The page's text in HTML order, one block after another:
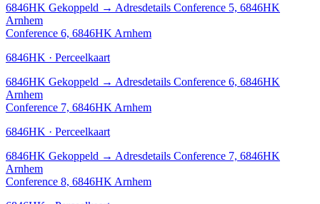
6846HK Gekoppeld → Adresdetails Conference 5, 6846HK
Arnhem
Conference 6, 6846HK Arnhem
6846HK · Perceelkaart
6846HK Gekoppeld → Adresdetails Conference 6, 6846HK
Arnhem
Conference 7, 6846HK Arnhem
6846HK · Perceelkaart
6846HK Gekoppeld → Adresdetails Conference 7, 6846HK
Arnhem
Conference 8, 6846HK Arnhem